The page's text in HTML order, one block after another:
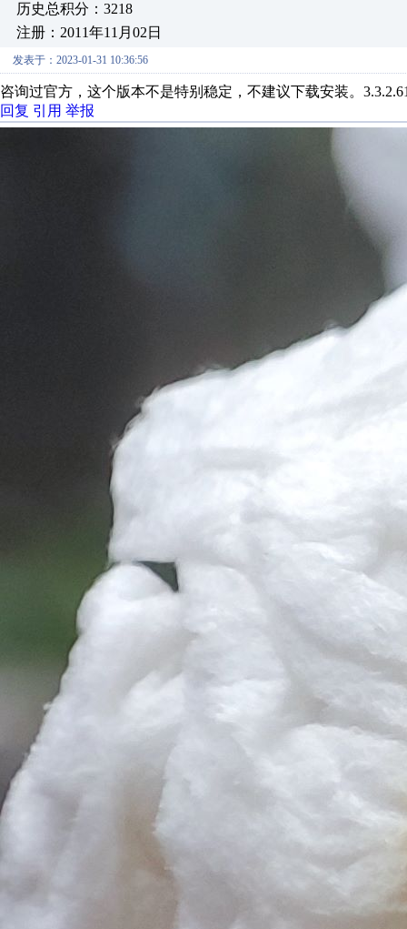
历史总积分：3218
注册：2011年11月02日
发表于：2023-01-31 10:36:56
咨询过官方，这个版本不是特别稳定，不建议下载安装。
回复 引用 举报